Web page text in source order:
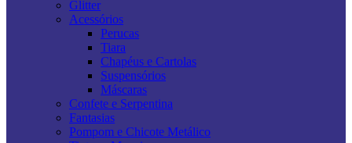
Glitter
Acessórios
Perucas
Tiara
Chapéus e Cartolas
Suspensórios
Máscaras
Confete e Serpentina
Fantasias
Pompom e Chicote Metálico